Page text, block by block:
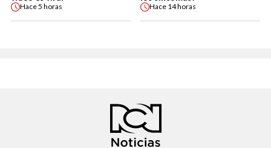
Hace5 horas Hace 14 horas